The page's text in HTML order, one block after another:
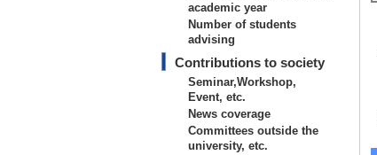
academic year
Number of students
advising
Contributions to society
Seminar,Workshop,
Event, etc.
News coverage
Committees outside the
university, etc.